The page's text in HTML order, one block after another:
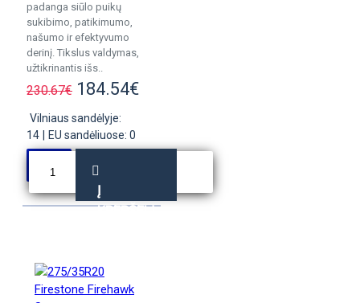
padanga siūlo puikų
sukibimo, patikimumo,
našumo ir efektyvumo
derinį. Tikslus valdymas,
užtikrinantis išs..
230.67€ 184.54€
Vilniaus sandėlyje:
14
EU sandėliuose: 0
Į
KREPŠELĮ